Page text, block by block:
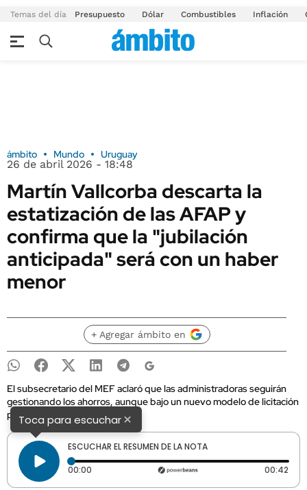
Temas del día Presupuesto Dólar Combustibles Inflación
ámbito Mundo Uruguay
26 de abril 2026 - 18:48
Martín Vallcorba descarta la
estatización de las AFAP y
confirma que la "jubilación
anticipada" será con un haber
menor
+ Agregar ámbito en
El subsecretario del MEF aclaró que las administradoras seguirán
gestionando los ahorros, aunque bajo un nuevo modelo de licitación
por comisiones.
Toca para escuchar×
ESCUCHAR EL RESUMEN DE LA NOTA
00:00 Tiempo transcurrido: 0 segundos 00:42